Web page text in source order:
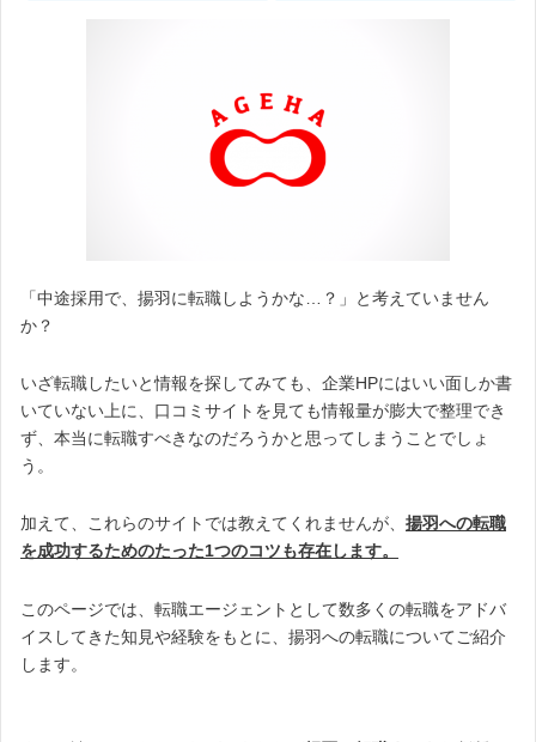
「中途採用で、揚羽に転職しようかな…？」と考えていません
か？
いざ転職したいと情報を探してみても、企業HPにはいい面しか書
いていない上に、口コミサイトを見ても情報量が膨大で整理でき
ず、本当に転職すべきなのだろうかと思ってしまうことでしょ
う。
加えて、これらのサイトでは教えてくれませんが、 揚羽への転職
を成功するためのたった1つのコツも存在します。
このページでは、転職エージェントとして数多くの転職をアドバ
イスしてきた知見や経験をもとに、揚羽への転職についてご紹介
します。